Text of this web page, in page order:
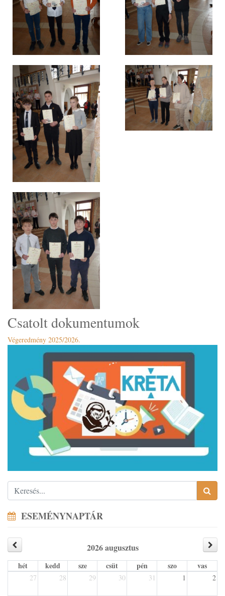
Csatolt dokumentumok
Végeredmény 2025/2026.
ESEMÉNYNAPTÁR
2026 augusztus
hét kedd sze csüt pén szo vas
27 28 29 30 31 1 2